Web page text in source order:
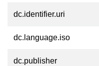
dc.identifier.uri
dc.language.iso
dc.publisher